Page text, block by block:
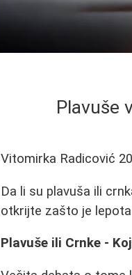
Plavuše
Vitomirka Radicović
Da li su plavuša ili
otkrijte zašto je
Plavuše ili Crnke -